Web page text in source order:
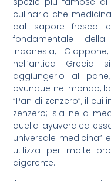
culinario che
dal sapore fresco
fondamentale
Indonesia,
nell’antica Grecia
aggiungerlo al
ovunque nel mondo,
“Pan di zenzero”, il
zenzero; sia nella
quella ayuverdica
universale medicina”
utilizza per molte
digerente.